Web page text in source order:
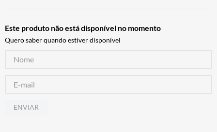
Este produto não está disponível no momento
Quero saber quando estiver disponível
ENVIAR
8º ALPINESTAR
9º AIROH
10º BOTAS